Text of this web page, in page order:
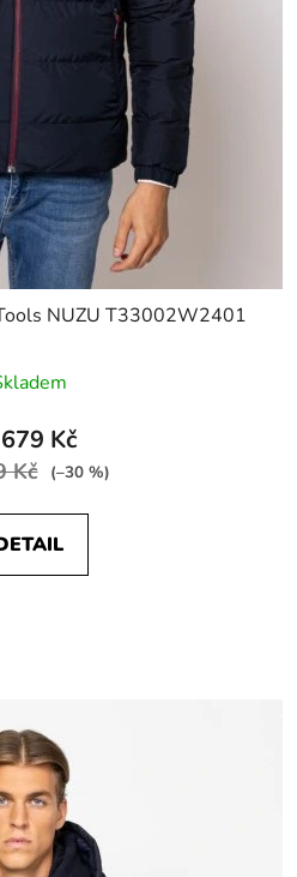
NUZU T33002W2401
Kč
Kč (–30 %)